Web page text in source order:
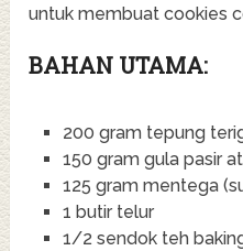
untuk membuat cookies
BAHAN UTAMA:
200 gram tepung
150 gram gula pasir
125 gram mentega
1 butir telur
1/2 sendok teh